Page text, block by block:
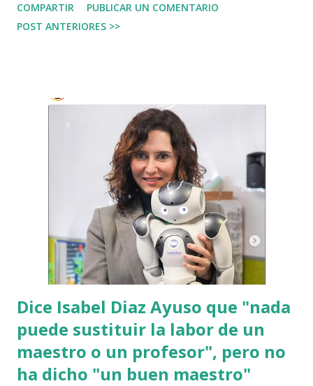
telecomunicaciones. En este caso, simulando ser Netflix,
recibo un mensaje que me dice que se cancelará mi cuenta
tienen que tener una cuenta para poder enviarlos por la
red, por lo tanto, mi proveedor de movilidad se beneficia
cuando se envía el ataque a sus clientes.
COMPARTIR
PUBLICAR UN COMENTARIO
POST ANTERIORES >>
Dice Isabel Diaz Ayuso que "nada
puede sustituir la labor de un
maestro o un profesor", pero no
ha dicho "un buen maestro"